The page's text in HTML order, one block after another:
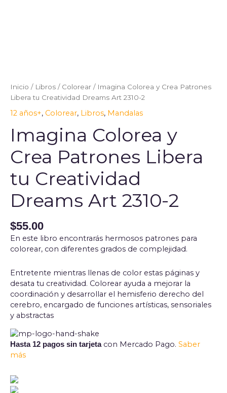
Inicio / Libros / Colorear / Imagina Colorea y Crea Patrones
Libera tu Creatividad Dreams Art 2310-2
12 años+, Colorear, Libros, Mandalas
Imagina Colorea y
Crea Patrones Libera
tu Creatividad
Dreams Art 2310-2
$55.00
En este libro encontrarás hermosos patrones para
colorear, con diferentes grados de complejidad.
Entretente mientras llenas de color estas páginas y
desata tu creatividad. Colorear ayuda a mejorar la
coordinación y desarrollar el hemisferio derecho del
cerebro, encargado de funciones artísticas, sensoriales
y abstractas
Hasta 12 pagos sin tarjetacon Mercado Pago. Saber
más
Patrones
tu
Dreams
2310-
cantidad